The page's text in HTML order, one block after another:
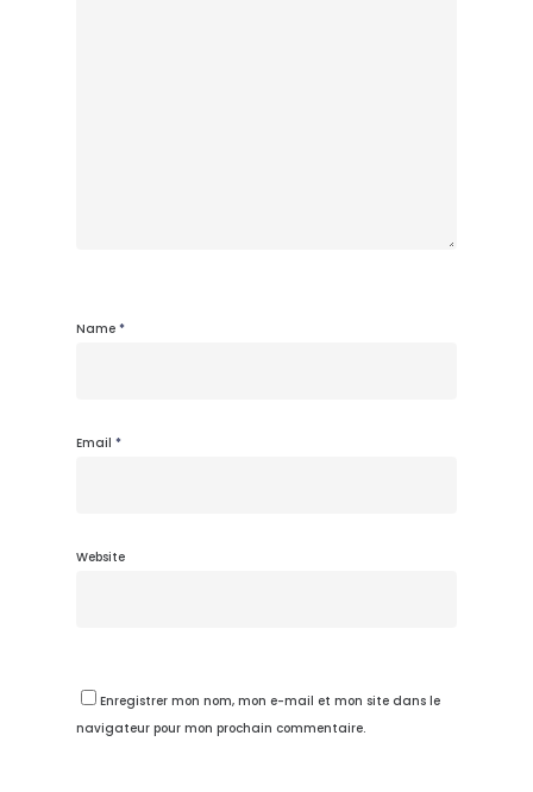
Name *
Email *
Website
Enregistrer mon nom, mon e-mail et mon site dans le
navigateur pour mon prochain commentaire.